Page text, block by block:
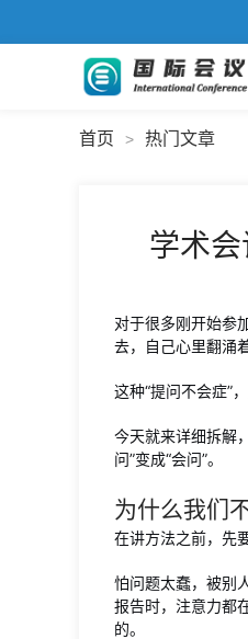
首页 > 热门文章
学术
对于很多刚开始参
去，自己心里翻涌
这种“提问不会症”
今天就来详细拆解
问”变成“会问”。
为什么我们
在讲方法之前，先
怕问题太蠢，被别
报告时，注意力都
的。